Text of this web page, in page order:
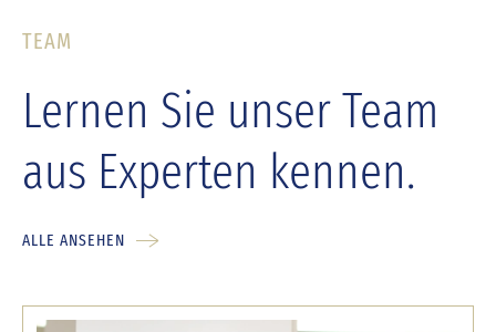
TEAM
Lernen Sie unser Team
aus Experten kennen.
ALLE ANSEHEN